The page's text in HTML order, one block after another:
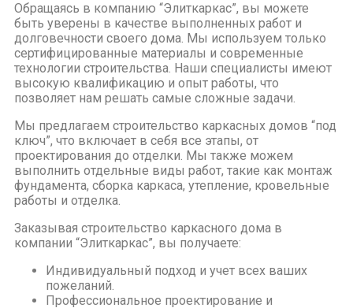
Обращаясь в компанию “Элиткаркас”, вы можете
быть уверены в качестве выполненных работ и
долговечности своего дома. Мы используем только
сертифицированные материалы и современные
технологии строительства. Наши специалисты имеют
высокую квалификацию и опыт работы, что
позволяет нам решать самые сложные задачи.
Мы предлагаем строительство каркасных домов “под
ключ”, что включает в себя все этапы, от
проектирования до отделки. Мы также можем
выполнить отдельные виды работ, такие как монтаж
фундамента, сборка каркаса, утепление, кровельные
работы и отделка.
Заказывая строительство каркасного дома в
компании “Элиткаркас”, вы получаете:
Индивидуальный подход и учет всех ваших
пожеланий.
Профессиональное проектирование и